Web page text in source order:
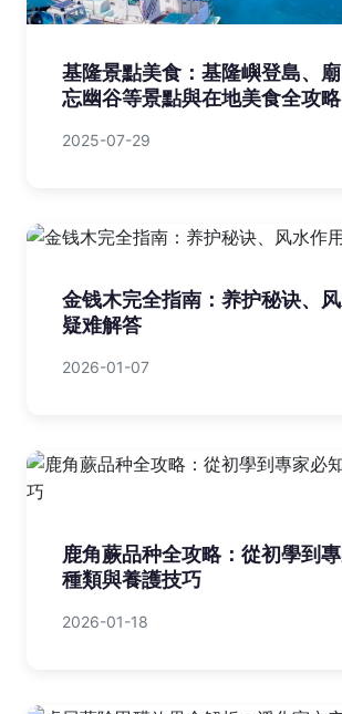
基隆景點美食：基隆嶼登島、廟
忘幽谷等景點與在地美食全攻略
2025-07-29
金钱木完全指南：养护秘诀、
疑难解答
2026-01-07
鹿角蕨品种全攻略：從初學到
種類與養護技巧
2026-01-18